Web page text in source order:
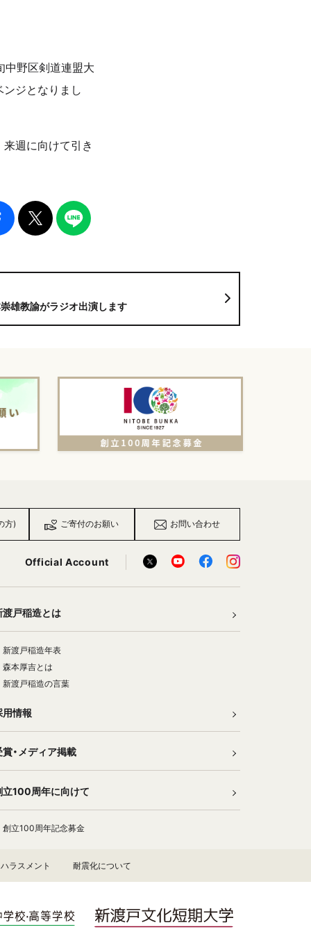
中野区剣道連盟大
ンジとなりまし
来週に向けて引き
雄教諭がラジオ出演します
方) ご寄付のお願い お問い合わせ
Official Account
渡戸稲造とは
新渡戸稲造年表
森本厚吉とは
新渡戸稲造の言葉
用情報
賞・メディア掲載
立100周年に向けて
創立100周年記念募金
ハラスメント 耐震化について